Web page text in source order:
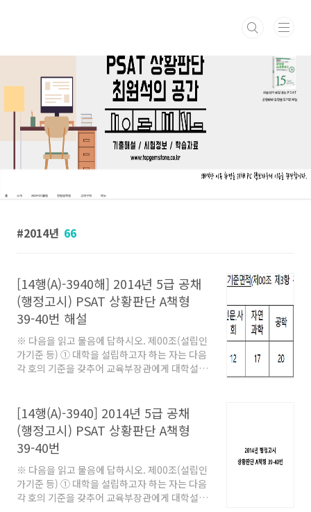
최원석의 매일 푸는 PSAT
상황판단 유형별 모의문제집
홈 소개 2023커리큘럼 한림법학원 교재구매 메뉴
2014년 66
[14행(A)-3940해] 2014년 5급 공채
(행정고시) PSAT 상황판단 A책형
39-40번 해설
※ 다음을 읽고 물음에 답하시오. 제00조(설립인
가기준 등) ① 대학을 설립하고자 하는 자는 다음
각 호의 기준을 갖추어 교육부장관에게 대학설립
2. 제5항에 따른 교원의 2분의 1 이상을 확보할
것 3. 제6항 및 제7항에 따른 수익용 기본재산을
확보할 것 ② 교사는 교육기본시설, 지원시설 및
연구시설, 부속시설을 말하며, 교사의 확보기준
은 다음 각 호와 같다. 1. 교육기본시설:교육․연
구활동에 적합하게 갖출 것 2. 지원시설 및 연구
시설:제3항에 따라 확보한 면적의 범위에서 대학
[14행(A)-3940] 2014년 5급 공채
(행정고시) PSAT 상황판단 A책형
39-40번
※ 다음을 읽고 물음에 답하시오. 제00조(설립인
가기준 등) ① 대학을 설립하고자 하는 자는 다음
각 호의 기준을 갖추어 교육부장관에게 대학설립